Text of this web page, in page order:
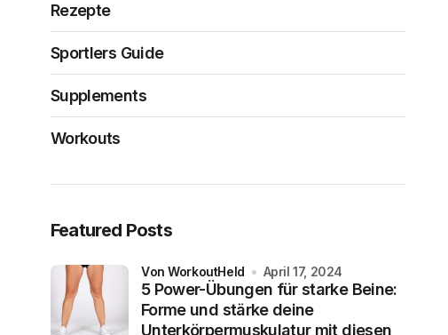
Rezepte
Sportlers Guide
Supplements
Workouts
Featured Posts
5 Power-Übungen für starke Beine:
Forme und stärke deine
Unterkörpermuskulatur mit diesen
von WorkoutHeld April 17, 2024